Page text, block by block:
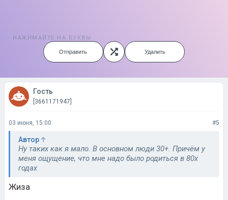
НАЖИМАЙТЕ НА БУКВЫ
Отправить Удалить
Гость
[3661171947]
03 июня, 15:00 #5
Автор
Ну таких как я мало. В основном люди 30+. Причём у
меня ощущение, что мне надо было родиться в 80х
годах
Жиза